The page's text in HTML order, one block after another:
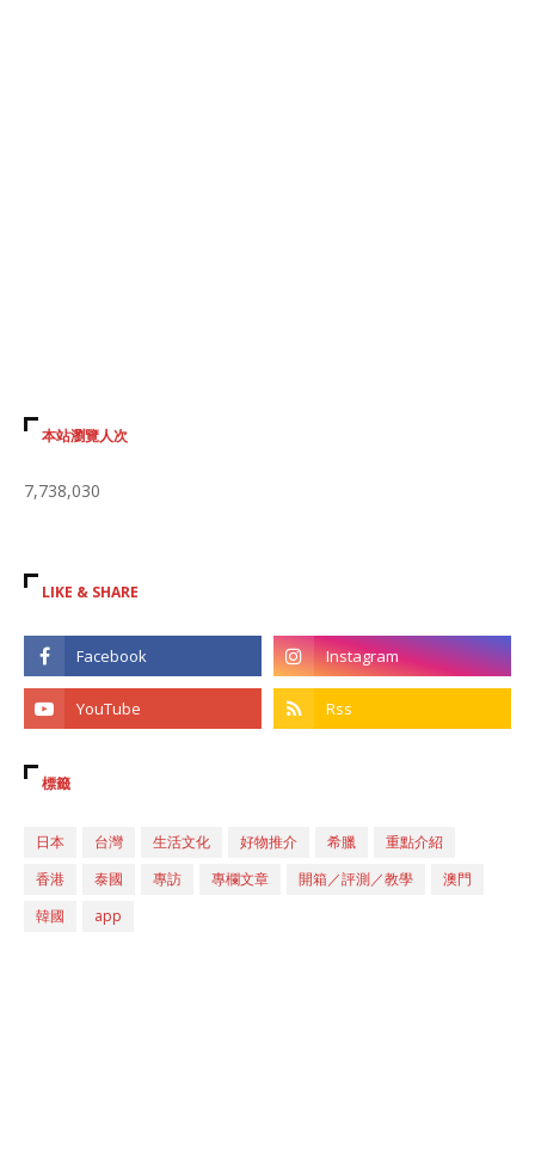
本站瀏覽人次
7,738,030
LIKE & SHARE
標籤
日本 台灣 生活文化 好物推介 希臘
重點介紹
香港
泰國 專訪 專欄文章 開箱／評測／教學
澳門
韓國
app